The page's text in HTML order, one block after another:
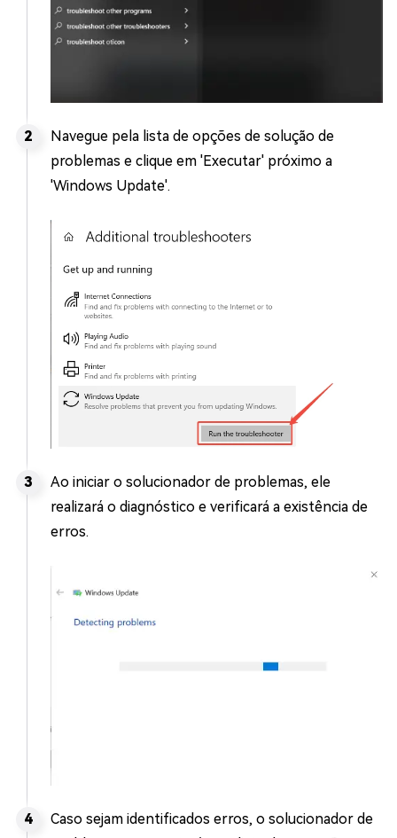
Navegue pela lista de opções de solução de
problemas e clique em 'Executar' próximo a
'Windows Update'.
Ao iniciar o solucionador de problemas, ele
realizará o diagnóstico e verificará a existência de
erros.
Caso sejam identificados erros, o solucionador de